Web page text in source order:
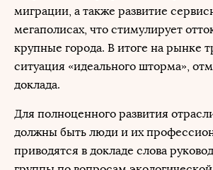
миграции, а также развитие
мегаполисах, что стимулирует
крупные города. В итоге на рынке
ситуация «идеального шторма»,
доклада.
Для полноценного развития
должны быть люди и их
приводятся в докладе слова